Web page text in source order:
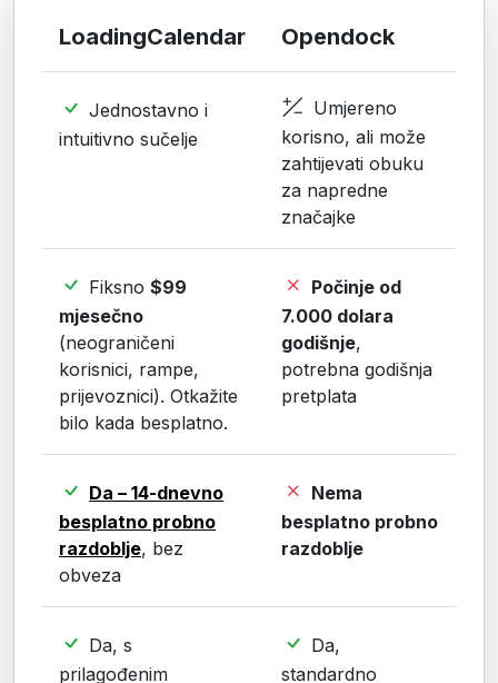
LoadingCalendar Opendock
Jednostavno i
intuitivno sučelje
Umjereno
korisno, ali može
zahtijevati obuku
za napredne
značajke
Fiksno $99
mjesečno
(neograničeni
korisnici, rampe,
prijevoznici). Otkažite
bilo kada besplatno.
Počinje od
7.000 dolara
godišnje,
potrebna godišnja
pretplata
Da – 14-dnevno
besplatno probno
razdoblje, bez
obveza
Nema
besplatno probno
razdoblje
Da, s
prilagođenim
Da,
standardno